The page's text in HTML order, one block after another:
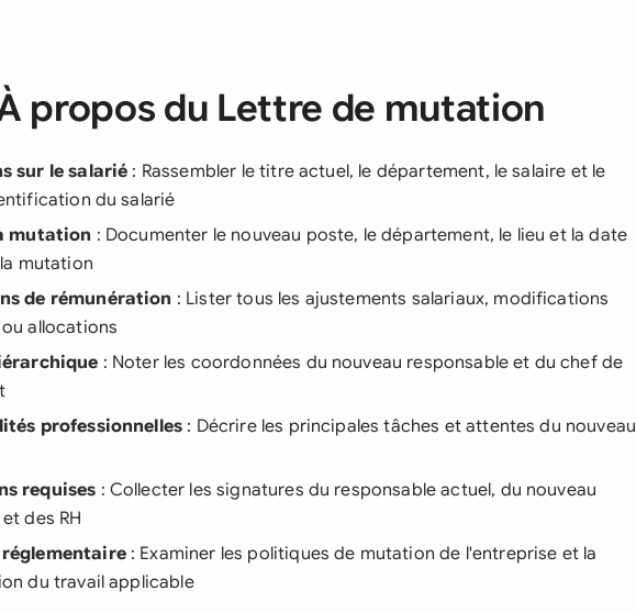
propos du Lettre de mutation
sur le salarié : Rassembler le titre actuel, le département, le salaire et le
du salarié
mutation : Documenter le nouveau poste, le département, le lieu et la date
mutation
de rémunération : Lister tous les ajustements salariaux, modifications
allocations
: Noter les coordonnées du nouveau responsable et du chef de
professionnelles : Décrire les principales tâches et attentes du nouveau
requises : Collecter les signatures du responsable actuel, du nouveau
des RH
: Examiner les politiques de mutation de l'entreprise et la
du travail applicable